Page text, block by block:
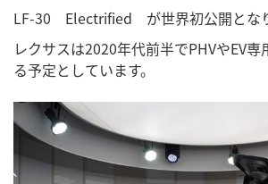
LF-30 Electrified が世界初公開とな
レクサスは2020年代前半でPHVやEV
る予定としています。